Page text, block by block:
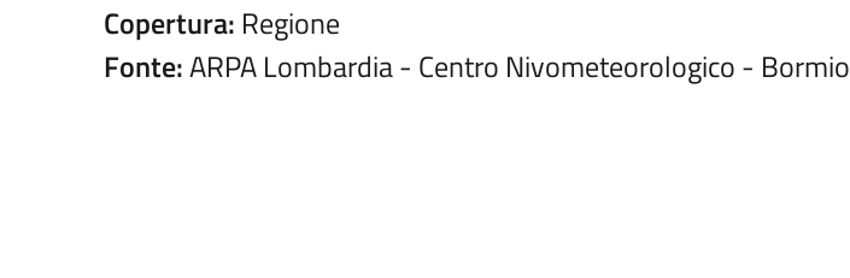
Copertura: Regione
Fonte:ARPA Lombardia - Centro Nivometeorologico - Bormio